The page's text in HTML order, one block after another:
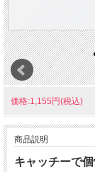
価格:1,155円(税込)
商品説明
キャッチーで